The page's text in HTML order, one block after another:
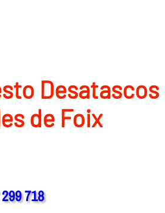
Desatascos
de Foix
718